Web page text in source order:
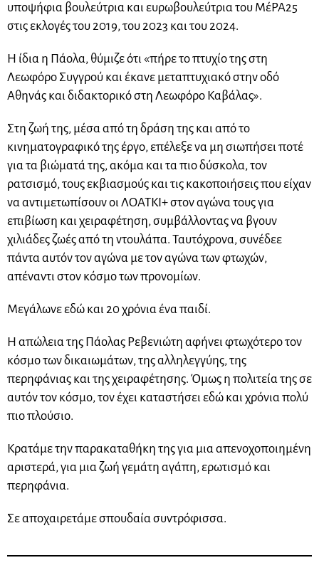
υποψήφια βουλεύτρια και ευρωβουλεύτρια του ΜέΡΑ25
στις εκλογές του 2019, του 2023 και του 2024.
H ίδια η Πάολα, θύμιζε ότι «πήρε το πτυχίο της στη
Λεωφόρο Συγγρού και έκανε μεταπτυχιακό στην οδό
Αθηνάς και διδακτορικό στη Λεωφόρο Καβάλας».
Στη ζωή της, μέσα από τη δράση της και από το
κινηματογραφικό της έργο, επέλεξε να μη σιωπήσει ποτέ
για τα βιώματά της, ακόμα και τα πιο δύσκολα, τον
ρατσισμό, τους εκβιασμούς και τις κακοποιήσεις που είχαν
να αντιμετωπίσουν οι ΛΟΑΤΚΙ+ στον αγώνα τους για
επιβίωση και χειραφέτηση, συμβάλλοντας να βγουν
χιλιάδες ζωές από τη ντουλάπα. Ταυτόχρονα, συνέδεε
πάντα αυτόν τον αγώνα με τον αγώνα των φτωχών,
απέναντι στον κόσμο των προνομίων.
Μεγάλωνε εδώ και 20 χρόνια ένα παιδί.
Η απώλεια της Πάολας Ρεβενιώτη αφήνει φτωχότερο τον
κόσμο των δικαιωμάτων, της αλληλεγγύης, της
περηφάνιας και της χειραφέτησης. Όμως η πολιτεία της σε
αυτόν τον κόσμο, τον έχει καταστήσει εδώ και χρόνια πολύ
πιο πλούσιο.
Κρατάμε την παρακαταθήκη της για μια απενοχοποιημένη
αριστερά, για μια ζωή γεμάτη αγάπη, ερωτισμό και
περηφάνια.
Σε αποχαιρετάμε σπουδαία συντρόφισσα.